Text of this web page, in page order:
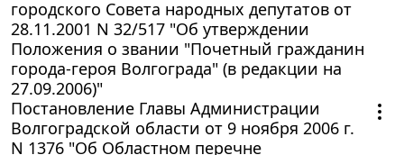
городского Совета народных депутатов от
28.11.2001 N 32/517 "Об утверждении
Положения о звании "Почетный гражданин
города-героя Волгограда" (в редакции на
27.09.2006)"
Постановление Главы Администрации
Волгоградской области от 9 ноября 2006 г.
N 1376 "Об Областном перечне